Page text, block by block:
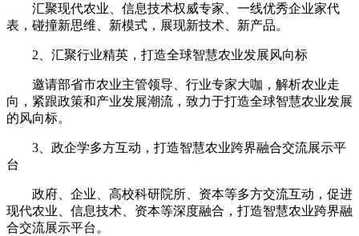
汇聚现代农业、信息技术权威专家、一线优秀企业家代
表，碰撞新思维、新模式，展现新技术、新产品。
2、汇聚行业精英，打造全球智慧农业发展风向标
邀请部省市农业主管领导、行业专家大咖，解析农业走
向，紧跟政策和产业发展潮流，致力于打造全球智慧农业发展
的风向标。
3、政企学多方互动，打造智慧农业跨界融合交流展示平
台
政府、企业、高校科研院所、资本等多方交流互动，促进
现代农业、信息技术、资本等深度融合，打造智慧农业跨界融
合交流展示平台。